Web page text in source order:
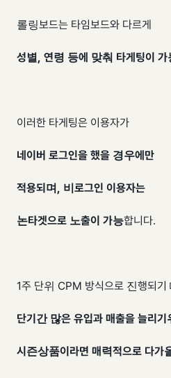
롤링보드는 타임보드와 다르게
성별, 연령 등에 맞춰 타게팅이 가
이러한 타게팅은 이용자가
네이버 로그인을 했을 경우에만
적용되며, 비로그인 이용자는
논타겟으로 노출이 가능합니다.
1주 단위 CPM 방식으로 진행되기
단기간 많은 유입과 매출을 늘리기
시즌상품이라면 매력적으로 다가